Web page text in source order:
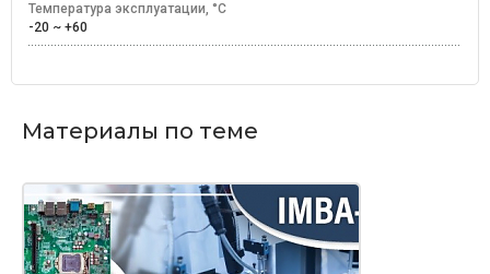
Температура эксплуатации, °C
-20 ~ +60
Материалы по теме